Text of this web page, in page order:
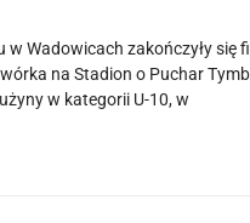
Wadowicach zakończyły się
na Stadion o Puchar
w kategorii U-10, w